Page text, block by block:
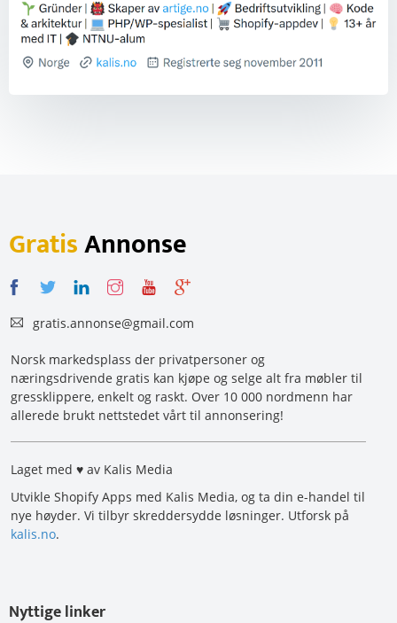
GratisAnnonse
gratis.annonse@gmail.com
Norsk markedsplass der privatpersoner og
næringsdrivende gratis kan kjøpe og selge alt fra møbler til
gressklippere, enkelt og raskt. Over 10 000 nordmenn har
allerede brukt nettstedet vårt til annonsering!
Laget med ♥ av Kalis Media
Utvikle Shopify Apps med Kalis Media, og ta din e-handel til
nye høyder. Vi tilbyr skreddersydde løsninger. Utforsk på
kalis.no.
Nyttige linker